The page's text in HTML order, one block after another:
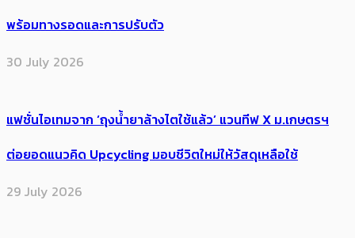
พร้อมทางรอดและการปรับตัว
30 July 2026
แฟชั่นไอเทมจาก ‘ถุงน้ำยาล้างไตใช้แล้ว’ แวนทีฟ X ม.เกษตรฯ
ต่อยอดแนวคิด Upcycling มอบชีวิตใหม่ให้วัสดุเหลือใช้
29 July 2026